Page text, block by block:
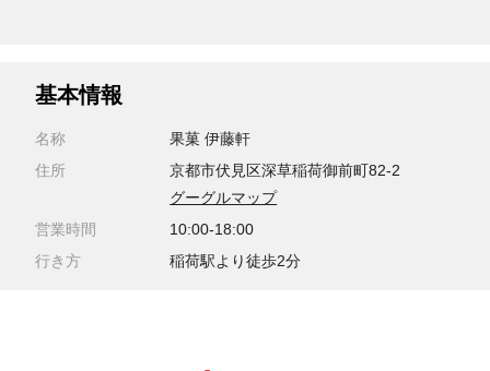
基本情報
名称
果菓 伊藤軒
住所
京都市伏見区深草稲荷御前町82-2
グーグルマップ
営業時間
10:00-18:00
行き方
稲荷駅より徒歩2分